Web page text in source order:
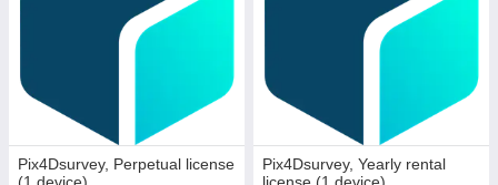
Pix4Dsurvey, Perpetual license
Pix4Dsurvey, Yearly rental